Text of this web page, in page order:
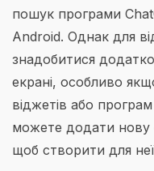
пошук програми
Android. Однак для
знадобитися
екрані, особливо
віджетів або
можете додати нову
щоб створити для